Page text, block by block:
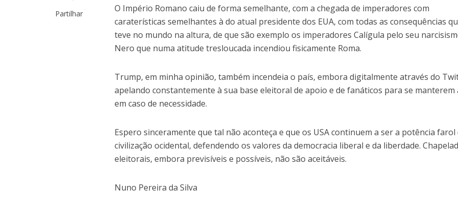
Partilhar
O Império Romano caiu de forma semelhante, com a chegada de imperadores com
caraterísticas semelhantes à do atual presidente dos EUA, com todas as consequências
teve no mundo na altura, de que são exemplo os imperadores Calígula pelo seu
Nero que numa atitude tresloucada incendiou fisicamente Roma.
Trump, em minha opinião, também incendeia o país, embora digitalmente através do
apelando constantemente à sua base eleitoral de apoio e de fanáticos para se manterem
em caso de necessidade.
Espero sinceramente que tal não aconteça e que os USA continuem a ser a potência farol
civilização ocidental, defendendo os valores da democracia liberal e da liberdade.
eleitorais, embora previsíveis e possíveis, não são aceitáveis.
Nuno Pereira da Silva